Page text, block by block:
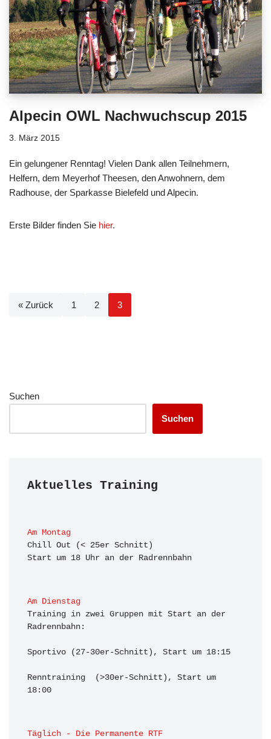
Alpecin OWL Nachwuchscup 2015
3. März 2015
Ein gelungener Renntag! Vielen Dank allen Teilnehmern,
Helfern, dem Meyerhof Theesen, den Anwohnern, dem
Radhouse, der Sparkasse Bielefeld und Alpecin.
Erste Bilder finden Sie hier.
« Zurück 1 2 3
Suchen
Suchen
Aktuelles Training
Am Montag
Chill Out (< 25er Schnitt)
Start um 18 Uhr an der Radrennbahn
Am Dienstag
Training in zwei Gruppen mit Start an der
Radrennbahn:
Sportivo (27-30er-Schnitt), Start um 18:15
Renntraining  (>30er-Schnitt), Start um
18:00
Täglich - Die Permanente RTF